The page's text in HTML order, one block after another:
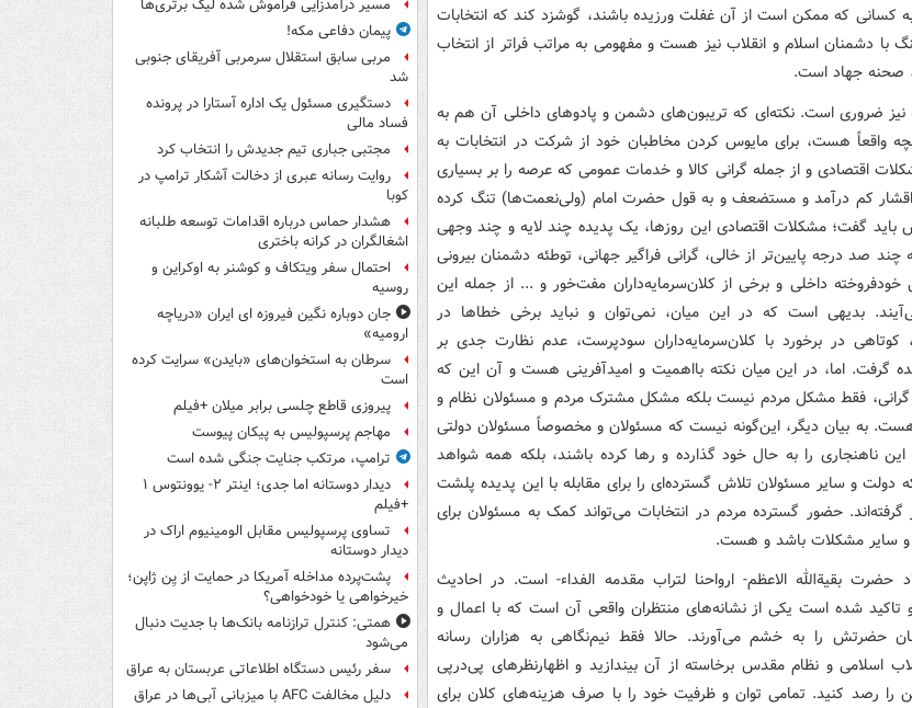
کسانی که ممکن است از آن غفلت ورزیده باشند، گوشزد کند که انتخابات
با دشمنان اسلام و انقلاب نیز هست و مفهومی به مراتب فراتر از انتخاب
صحنه جهاد است.
نیز ضروری است. نکته‌ای که تریبون‌های دشمن و پادوهای داخلی آن هم به
واقعاً هست، برای مایوس کردن مخاطبان خود از شرکت در انتخابات به
اقتصادی و از جمله گرانی کالا و خدمات عمومی که عرصه را بر بسیاری
کم درآمد و مستضعف و به قول حضرت امام (ولی‌نعمت‌ها) تنگ کرده
گفت؛ مشکلات اقتصادی این روزها، یک پدیده چند لایه و چند وجهی
صد درجه پایین‌تر از خالی، گرانی فراگیر جهانی، توطئه دشمنان بیرونی
خودفروخته داخلی و برخی از کلان‌سرمایه‌داران مفت‌خور و ... از جمله این
بدیهی است که در این میان، نمی‌توان و نباید برخی خطاها در
کوتاهی در برخورد با کلان‌سرمایه‌داران سودپرست، عدم نظارت جدی بر
گرفت‌. اما، در این میان نکته بااهمیت و امیدآفرینی هست و آن این که
فقط مشکل مردم نیست بلکه مشکل مشترک مردم و مسئولان نظام و
به بیان دیگر، این‌گونه نیست که مسئولان و مخصوصاً مسئولان دولتی
ناهنجاری را به حال خود گذارده و رها کرده باشند، بلکه همه شواهد
دولت و سایر مسئولان تلاش گسترده‌ای را برای مقابله با این پدیده پلشت
حضور گسترده مردم در انتخابات می‌تواند کمک به مسئولان برای
و سایر مشکلات باشد و هست.
حضرت بقیة‌الله الاعظم- ارواحنا لتراب مقدمه الفداء- است. در احادیث
شده است یکی از نشانه‌های منتظران واقعی آن است که با اعمال و
حضرتش را به خشم می‌آورند. حالا فقط نیم‌نگاهی به هزاران رسانه
اسلامی و نظام مقدس برخاسته از آن بیندازید و اظهارنظرهای پی‌درپی
رصد کنید. تمامی توان و ظرفیت خود را با صرف هزینه‌های کلان برای
مسیر درآمدزایی فراموش شده لیگ برتری‌ها
پیمان دفاعی مکه!
مربی سابق استقلال سرمربی آفریقای جنوبی
شد
دستگیری مسئول یک اداره آستارا در پرونده
فساد مالی
مجتبی جباری تیم جدیدش را انتخاب کرد
روایت رسانه عبری از دخالت آشکار ترامپ در
کوبا
هشدار حماس درباره اقدامات توسعه طلبانه
اشغالگران در کرانه باختری
احتمال سفر ویتکاف و کوشنر به اوکراین و
روسیه
جان دوباره نگین فیروزه ای ایران «دریاچه
ارومیه»
سرطان به استخوان‌های «بایدن» سرایت کرده
است
پیروزی قاطع چلسی برابر میلان +فیلم
مهاجم پرسپولیس به پیکان پیوست
ترامپ، مرتکب جنایت جنگی شده است
دیدار دوستانه اما جدی؛ اینتر ۲- یوونتوس ۱
+فیلم
تساوی پرسپولیس مقابل الومینیوم اراک در
دیدار دوستانه
پشت‌پرده مداخله آمریکا در حمایت از یِن ژاپن؛
خیرخواهی یا خودخواهی؟
همتی: کنترل ترازنامه بانک‌ها با جدیت دنبال
می‌شود
سفر رئیس دستگاه اطلاعاتی عربستان به عراق
دلیل مخالفت AFC با میزبانی آبی‌ها در عراق